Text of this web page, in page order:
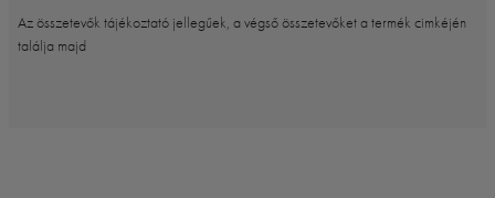
Az összetevők tájékoztató jellegűek, a végső összetevőket a termék cimkéjén
találja majd